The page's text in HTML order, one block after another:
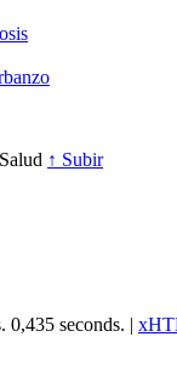
↑ Subir
0,435 seconds. |